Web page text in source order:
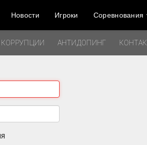
Новости Игроки Соревнования
АНТИДОПИНГ